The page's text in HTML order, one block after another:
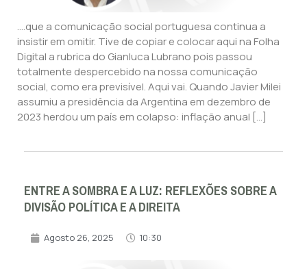
….que a comunicação social portuguesa continua a
insistir em omitir. Tive de copiar e colocar aqui na Folha
Digital a rubrica do Gianluca Lubrano pois passou
totalmente despercebido na nossa comunicação
social, como era previsível. Aqui vai. Quando Javier Milei
assumiu a presidência da Argentina em dezembro de
2023 herdou um país em colapso: inflação anual […]
ENTRE A SOMBRA E A LUZ: REFLEXÕES SOBRE A
DIVISÃO POLÍTICA E A DIREITA
Agosto 26, 2025 10:30